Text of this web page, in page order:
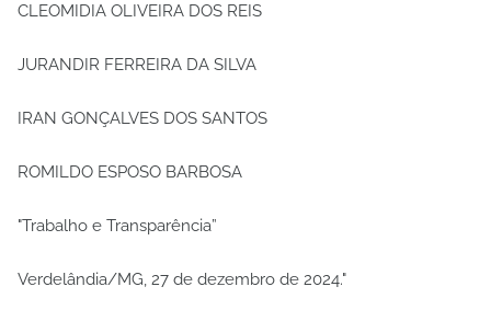
CLEOMIDIA OLIVEIRA DOS REIS
JURANDIR FERREIRA DA SILVA
IRAN GONÇALVES DOS SANTOS
ROMILDO ESPOSO BARBOSA
"Trabalho e Transparência”
Verdelândia/MG, 27 de dezembro de 2024."